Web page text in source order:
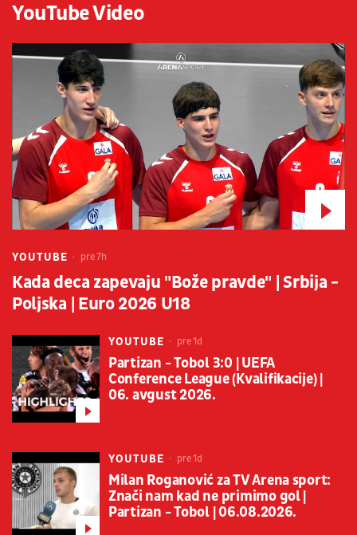
YouTube Video
YOUTUBE pre 7h
Kada deca zapevaju "Bože pravde" | Srbija -
Poljska | Euro 2026 U18
YOUTUBE pre 1d
Partizan - Tobol 3:0 | UEFA
Conference League (Kvalifikacije) |
06. avgust 2026.
YOUTUBE pre 1d
Milan Roganović za TV Arena sport:
Znači nam kad ne primimo gol |
Partizan - Tobol | 06.08.2026.